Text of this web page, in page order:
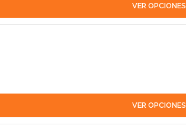
VER OPCIONES
VER OPCIONES